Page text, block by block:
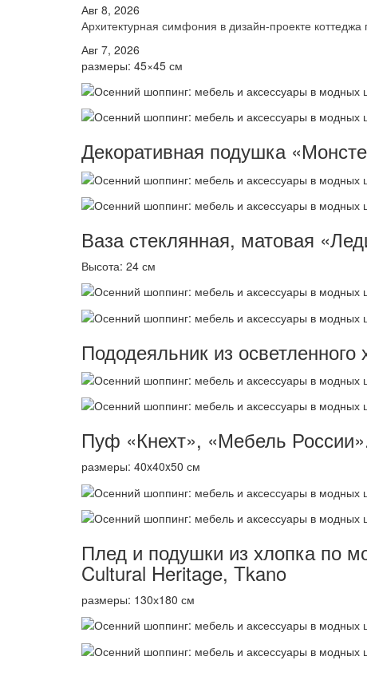
Авг 8, 2026
Архитектурная симфония в дизайн-проекте
Авг 7, 2026
размеры: 45×45 см
Декоративная подушка
Ваза стеклянная, матовая
Высота: 24 см
Пододеяльник из
Пуф «Кнехт», «Мебель
размеры: 40x40x50 см
Плед и подушки из хлопка по
Cultural Heritage, Tkano
размеры: 130х180 см